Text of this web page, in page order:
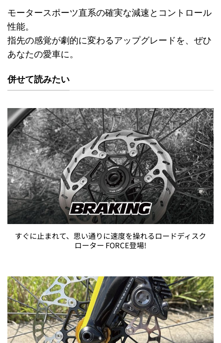
モータースポーツ直系の確実な減速とコントロール
性能。
指先の感覚が劇的に変わるアップグレードを、ぜひ
あなたの愛車に。
併せて読みたい
すぐに止まれて、思い通りに速度を操れるロードディスク
ローター FORCE登場!